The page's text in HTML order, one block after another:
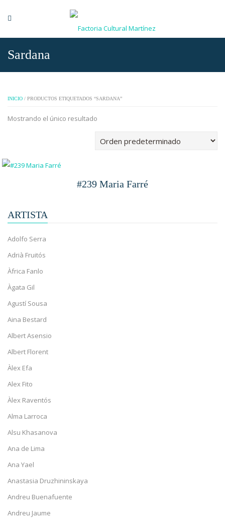
Sardana
INICIO / PRODUCTOS ETIQUETADOS “SARDANA”
Mostrando el único resultado
#239 Maria Farré
ARTISTA
Adolfo Serra
Adrià Fruitós
Àfrica Fanlo
Àgata Gil
Agustí Sousa
Aina Bestard
Albert Asensio
Albert Florent
Àlex Efa
Alex Fito
Àlex Raventós
Alma Larroca
Alsu Khasanova
Ana de Lima
Ana Yael
Anastasia Druzhininskaya
Andreu Buenafuente
Andreu Jaume